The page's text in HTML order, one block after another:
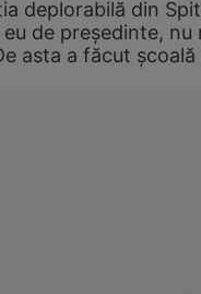
deplorabilă din
de președinte, nu
asta a făcut școală